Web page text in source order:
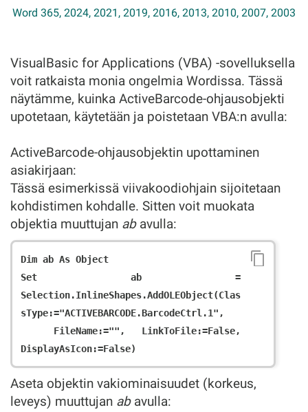
Word 365, 2024, 2021, 2019, 2016, 2013, 2010, 2007, 2003
VisualBasic for Applications (VBA) -sovelluksella
voit ratkaista monia ongelmia Wordissa. Tässä
näytämme, kuinka ActiveBarcode-ohjausobjekti
upotetaan, käytetään ja poistetaan VBA:n avulla:
ActiveBarcode-ohjausobjektin upottaminen
asiakirjaan:
Tässä esimerkissä viivakoodiohjain sijoitetaan
kohdistimen kohdalle. Sitten voit muokata
objektia muuttujan abavulla:
Dim ab As Object
Set ab =
Selection.InlineShapes.AddOLEObject(Clas
sType:="ACTIVEBARCODE.BarcodeCtrl.1",
Aseta objektin vakiominaisuudet (korkeus,
leveys) muuttujan abavulla: